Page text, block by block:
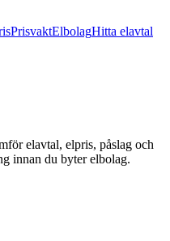
PrisvaktElbolagHitta elavtal
elavtal, elpris, påslag och
innan du byter elbolag.